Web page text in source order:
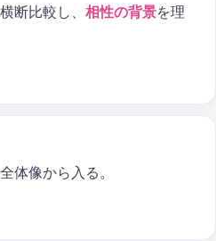
断比較し、 相性の背景を理
体像から入る。